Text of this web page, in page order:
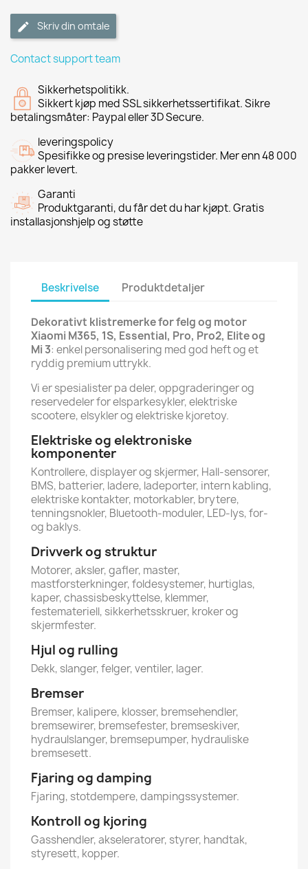
Skriv din omtale
Contact support team
Sikkerhetspolitikk.
Sikkert kjøp med SSL sikkerhetssertifikat. Sikre
betalingsmåter: Paypal eller 3D Secure.
leveringspolicy
Spesifikke og presise leveringstider. Mer enn 48 000
pakker levert.
Garanti
Produktgaranti, du får det du har kjøpt. Gratis
installasjonshjelp og støtte
Beskrivelse Produktdetaljer
Dekorativt klistremerke for felg og motor
Xiaomi M365, 1S, Essential, Pro, Pro2, Elite og
Mi 3: enkel personalisering med god heft og et
ryddig premium uttrykk.
Vi er spesialister pa deler, oppgraderinger og
reservedeler for elsparkesykler, elektriske
scootere, elsykler og elektriske kjoretoy.
Elektriske og elektroniske
komponenter
Kontrollere, displayer og skjermer, Hall-sensorer,
BMS, batterier, ladere, ladeporter, intern kabling,
elektriske kontakter, motorkabler, brytere,
tenningsnokler, Bluetooth-moduler, LED-lys, for-
og baklys.
Drivverk og struktur
Motorer, aksler, gafler, master,
mastforsterkninger, foldesystemer, hurtiglas,
kaper, chassisbeskyttelse, klemmer,
festemateriell, sikkerhetsskruer, kroker og
skjermfester.
Hjul og rulling
Dekk, slanger, felger, ventiler, lager.
Bremser
Bremser, kalipere, klosser, bremsehendler,
bremsewirer, bremsefester, bremseskiver,
hydraulslanger, bremsepumper, hydrauliske
bremsesett.
Fjaring og damping
Fjaring, stotdempere, dampingssystemer.
Kontroll og kjoring
Gasshendler, akseleratorer, styrer, handtak,
styresett, kopper.